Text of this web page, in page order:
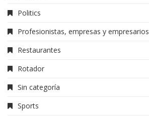
Politics
Profesionistas, empresas y empresarios
Restaurantes
Rotador
Sin categoría
Sports